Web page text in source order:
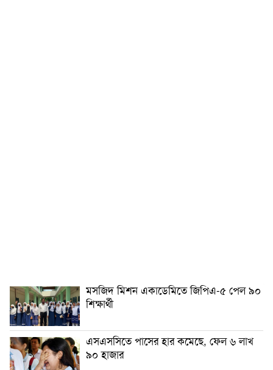
মসজিদ মিশন একাডেমিতে জিপিএ-৫ পেল ৯০
শিক্ষার্থী
এসএসসিতে পাসের হার কমেছে, ফেল ৬ লাখ
৯০ হাজার